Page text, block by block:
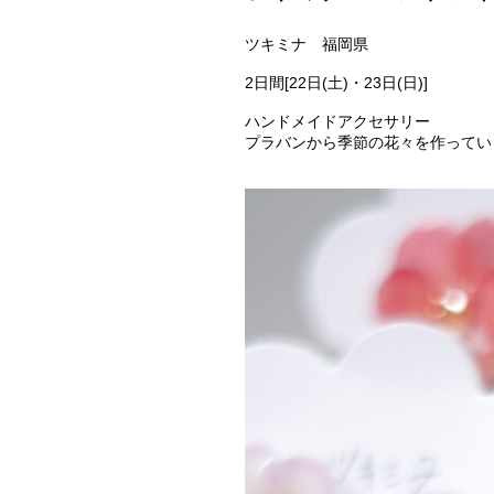
ツキミナ 福岡県
2日間[22日(土)・23日(日)]
ハンドメイドアクセサリー
プラバンから季節の花々を作って